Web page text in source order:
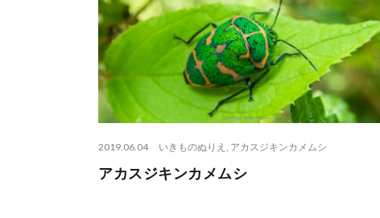
2019.06.04 いきものぬりえ アカスジキンカメムシ
アカスジキンカメムシ